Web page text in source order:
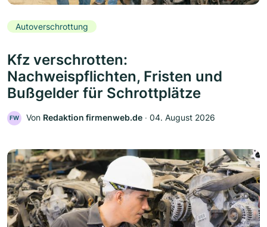
Autoverschrottung
Kfz verschrotten:
Nachweispflichten, Fristen und
Bußgelder für Schrottplätze
FW Von Redaktion firmenweb.de ‧ 04. August 2026